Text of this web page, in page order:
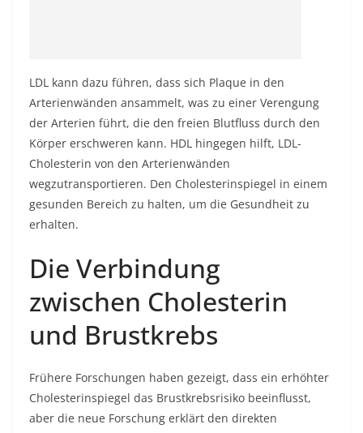
LDL kann dazu führen, dass sich Plaque in den
Arterienwänden ansammelt, was zu einer Verengung
der Arterien führt, die den freien Blutfluss durch den
Körper erschweren kann. HDL hingegen hilft, LDL-
Cholesterin von den Arterienwänden
wegzutransportieren. Den Cholesterinspiegel in einem
gesunden Bereich zu halten, um die Gesundheit zu
erhalten.
Die Verbindung
zwischen Cholesterin
und Brustkrebs
Frühere Forschungen haben gezeigt, dass ein erhöhter
Cholesterinspiegel das Brustkrebsrisiko beeinflusst,
aber die neue Forschung erklärt den direkten